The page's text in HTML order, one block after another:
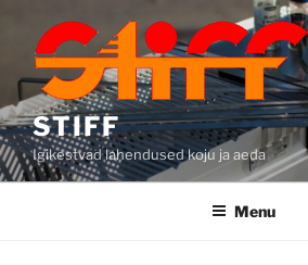
content
STIFF
Igikestvad lahendused koju ja aeda
Menu